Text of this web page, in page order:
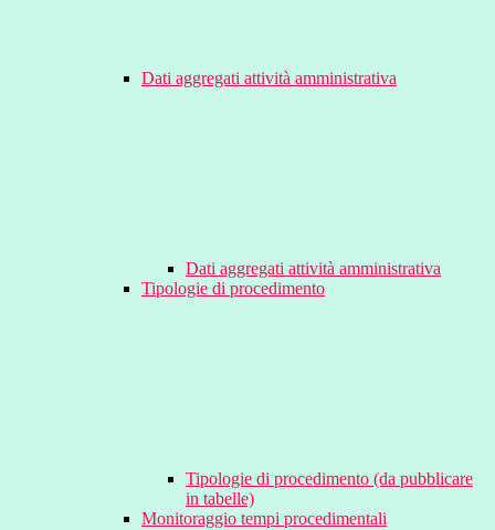
Dati aggregati attività amministrativa
Dati aggregati attività amministrativa
Tipologie di procedimento
Tipologie di procedimento (da pubblicare
in tabelle)
Monitoraggio tempi procedimentali